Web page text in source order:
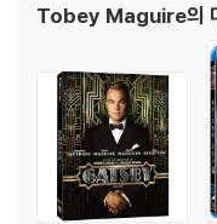
연한 또다른 작품 <엠파
Tobey Maguire의